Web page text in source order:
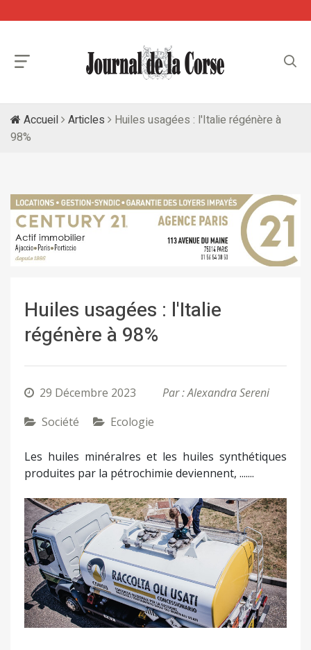
Accueil Articles
Huiles usagées : l'Italie régénère à
98%
Huiles usagées : l'Italie
régénère à 98%
29 Décembre 2023
Par : Alexandra Sereni
Société
Ecologie
Les huiles minéralres et les huiles synthétiques
produites par la pétrochimie deviennent, .......